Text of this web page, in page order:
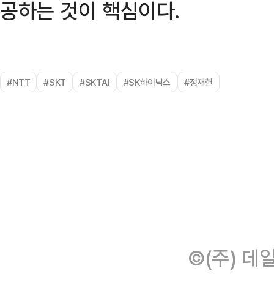
공하는 것이 핵심이다.
#NTT #SKT #SKTAI #SK하이닉스 #정재헌
©(주) 데